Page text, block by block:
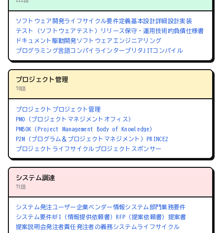
ソフトウェア開発ライフサイクル要件定義基本設計詳細設計実装
テスト（ソフトウェアテスト）
リリース保守・運用 技術的負債仕様書
ドキュメント駆動開発ソフトウェアエンジニアリング
プログラミング言語コンパイラインタープリタ JITコンパイル
プロジェクト管理
70語
プロジェクト プロジェクト管理
PMO（プロジェクトマネジメントオフィス）
PMBOK（Project Management Body of Knowledge）
P2M（プログラム＆プロジェクトマネジメント） PRINCE2
プロジェクトライフサイクルプロジェクトスポンサー
システム調達
71語
システム発注 ユーザー企業ベンダー情報システム部門業務要件
システム要件 RFI（情報提供依頼書） RFP（提案依頼書） 提案書
提案説明会発注者責任発注者の義務システムライフサイクル